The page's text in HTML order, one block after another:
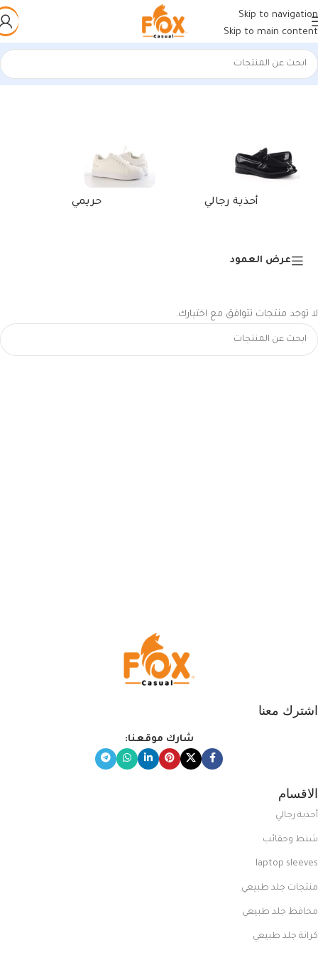
Skip to navigation
Skip to main content
الرئيسية/منتجات تحت الوسم “أحذية رياضية ذهبية”
أحذية رجالي حريمي
عرض العمود
لا توجد منتجات تتوافق مع اختيارك.
اشترك معنا
شارك موقعنا:
الاقسام
أحذية رجالي
شنط وحقائب
laptop sleeves
منتجات جلد طبيعي
محافظ جلد طبيعي
كراتة جلد طبيعي